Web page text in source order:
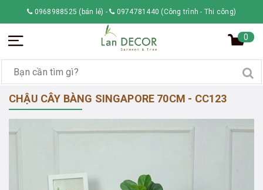
0968988525 (bán lẻ) - 0974781440 (Công trình - Thi công)
0
CHẬU CÂY BÀNG SINGAPORE 70CM - CC123